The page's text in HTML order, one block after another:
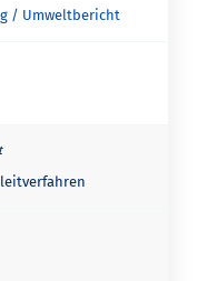
/ Umweltbericht